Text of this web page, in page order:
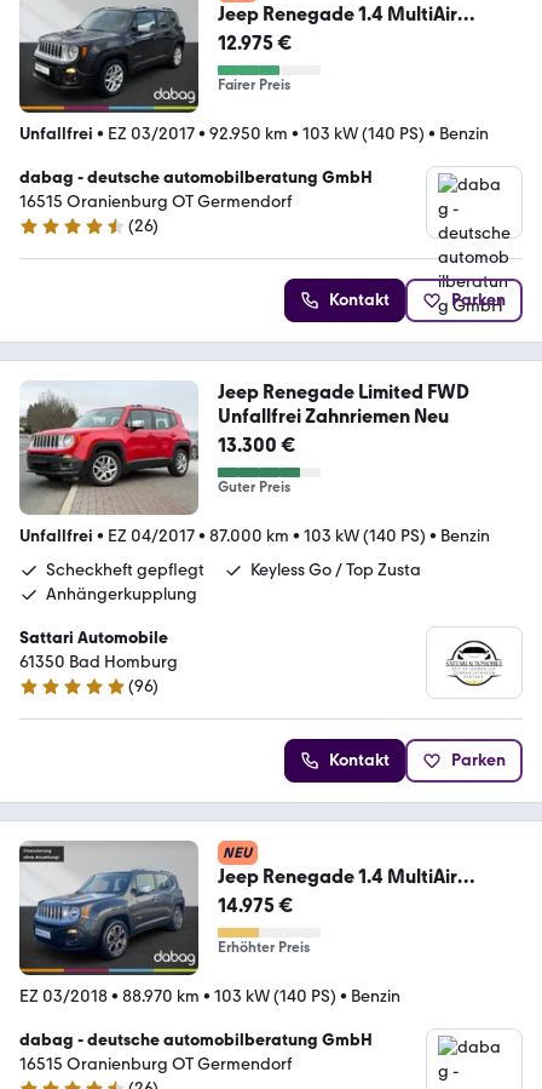
Jeep Renegade 1.4 MultiAir
Limited
12.975 €
Fairer Preis
Unfallfrei • EZ 03/2017• 92.950 km • 103 kW (140 PS) • Benzin
dabag - deutsche automobilberatung GmbH
16515 Oranienburg OT Germendorf
4.5 Sterne
(26)
Kontakt Parken
Jeep Renegade Limited FWD
Unfallfrei Zahnriemen Neu
13.300 €
Guter Preis
Unfallfrei • EZ 04/2017• 87.000 km • 103 kW (140 PS) • Benzin
Scheckheft gepflegt
Keyless Go / Top Zusta
Anhängerkupplung
Sattari Automobile
61350 Bad Homburg
4.9 Sterne
(96)
Kontakt Parken
NEU
Jeep Renegade 1.4 MultiAir
Limited
14.975 €
Erhöhter Preis
EZ 03/2018• 88.970 km • 103 kW (140 PS) • Benzin
dabag - deutsche automobilberatung GmbH
16515 Oranienburg OT Germendorf